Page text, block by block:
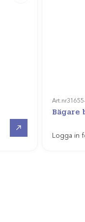
Art.nr
Logga in